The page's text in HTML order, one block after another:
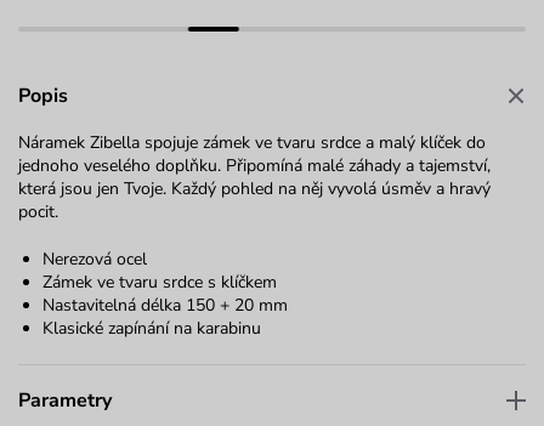
Popis
Náramek Zibella spojuje zámek ve tvaru srdce a malý klíček do
jednoho veselého doplňku. Připomíná malé záhady a tajemství,
která jsou jen Tvoje. Každý pohled na něj vyvolá úsměv a hravý
pocit.
Nerezová ocel
Zámek ve tvaru srdce s klíčkem
Nastavitelná délka 150 + 20 mm
Klasické zapínání na karabinu
Parametry